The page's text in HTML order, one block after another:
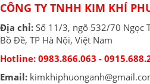
CÔNG TY TNHH KIM KHÍ
Địa chỉ: Số 11/3, ngõ 532/70 Ngọc
Bồ Đề, TP Hà Nội, Việt Nam
Hotline: 0983.866.063 -
Email: